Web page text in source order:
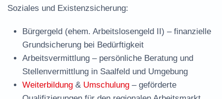
Soziales und Existenzsicherung:
Bürgergeld (ehem. Arbeitslosengeld II) – finanzielle
Grundsicherung bei Bedürftigkeit
Arbeitsvermittlung – persönliche Beratung und
Stellenvermittlung in Saalfeld und Umgebung
Weiterbildung & Umschulung – geförderte